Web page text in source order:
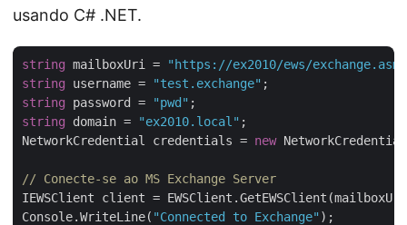
usando C# .NET.
string mailboxUri =
"https://ex2010/ews/
string username = "test.exchange"
string password = "pwd"
string domain = "ex2010.local" ;
NetworkCredential credentials = new
// Conecte-se ao MS Exchange Server
IEWSClient client =
Console.WriteLine( "Connected to Exchange" );